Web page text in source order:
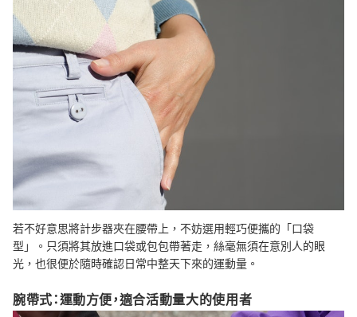
若不好意思將計步器夾在腰帶上，不妨選用輕巧便攜的「口袋
型」。只須將其放進口袋或包包帶著走，絲毫無須在意別人的眼
光，也很便於隨時確認日常中整天下來的運動量。
腕帶式：運動方便，適合活動量大的使用者